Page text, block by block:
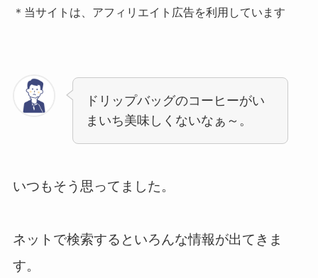
＊当サイトは、アフィリエイト広告を利用しています
ドリップバッグのコーヒーがい
まいち美味しくないなぁ～。
いつもそう思ってました。
ネットで検索するといろんな情報が出てきま
す。